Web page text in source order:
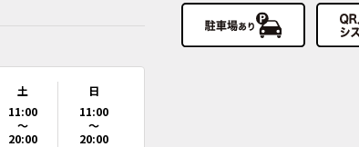
土
11:00
～
20:00
日
11:00
～
20:00